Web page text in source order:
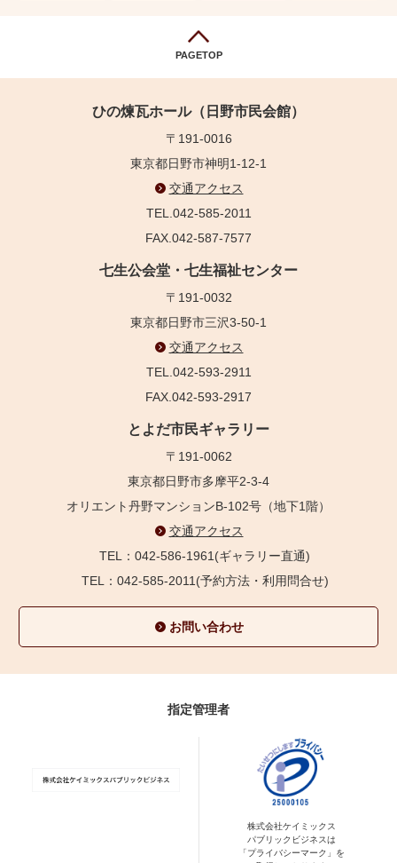
PAGETOP
ひの煉瓦ホール（日野市民会館）
〒191-0016
東京都日野市神明1-12-1
交通アクセス
TEL.042-585-2011
FAX.042-587-7577
七生公会堂・七生福祉センター
〒191-0032
東京都日野市三沢3-50-1
交通アクセス
TEL.042-593-2911
FAX.042-593-2917
とよだ市民ギャラリー
〒191-0062
東京都日野市多摩平2-3-4
オリエント丹野マンションB-102号（地下1階）
交通アクセス
TEL：042-586-1961(ギャラリー直通)
TEL：042-585-2011(予約方法・利用問合せ)
お問い合わせ
指定管理者
株式会社ケイミックス
パブリックビジネスは
「プライバシーマーク」を